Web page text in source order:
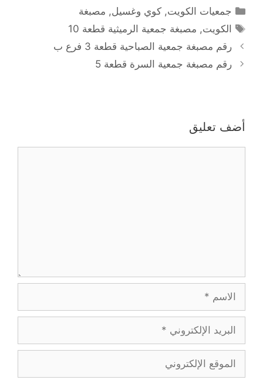
التصنيفات
جمعيات الكويت,كوي وغسيل, مصبغة
الوسوم
الكويت, مصبغة جمعية الرميثية قطعة 10
رقم مصبغة جمعية الصباحية قطعة 3 فرع ب
رقم مصبغة جمعية السرة قطعة 5
أضف تعليق
الإلكتروني
الإلكتروني